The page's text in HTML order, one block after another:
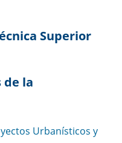
Superior
de la
Urbanísticos y